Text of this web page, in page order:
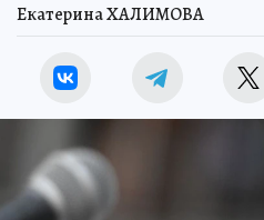
Екатерина ХАЛИМОВА